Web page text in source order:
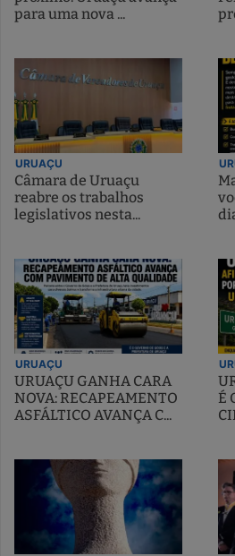
para uma nova ...
URUAÇU
Câmara de Uruaçu
reabre os trabalhos
legislativos nesta...
URUAÇU
URUAÇU GANHA CARA
NOVA: RECAPEAMENTO
ASFÁLTICO AVANÇA C...
É